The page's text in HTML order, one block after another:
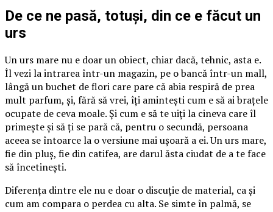
De ce ne pasă, totuși, din ce e făcut un
urs
Un urs mare nu e doar un obiect, chiar dacă, tehnic, asta e.
Îl vezi la intrarea într-un magazin, pe o bancă într-un mall,
lângă un buchet de flori care pare că abia respiră de prea
mult parfum, și, fără să vrei, îți amintești cum e să ai brațele
ocupate de ceva moale. Și cum e să te uiți la cineva care îl
primește și să ți se pară că, pentru o secundă, persoana
aceea se întoarce la o versiune mai ușoară a ei. Un urs mare,
fie din pluș, fie din catifea, are darul ăsta ciudat de a te face
să încetinești.
Diferența dintre ele nu e doar o discuție de material, ca și
cum am compara o perdea cu alta. Se simte în palmă, se